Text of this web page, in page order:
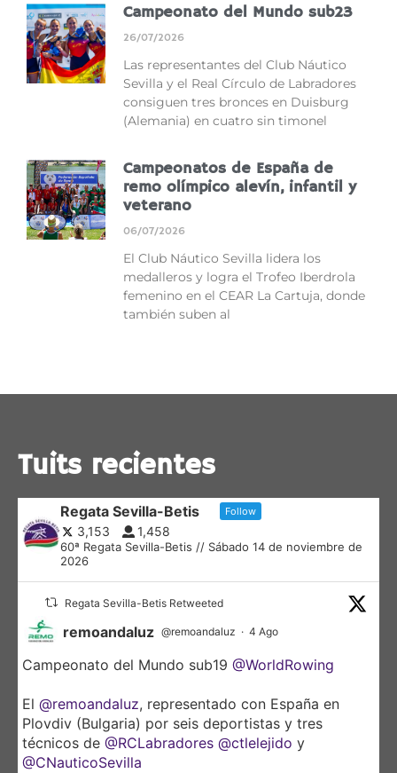
Campeonato del Mundo sub23
26/07/2026
Las representantes del Club Náutico
Sevilla y el Real Círculo de Labradores
consiguen tres bronces en Duisburg
(Alemania) en cuatro sin timonel
Campeonatos de España de
remo olímpico alevín, infantil y
veterano
06/07/2026
El Club Náutico Sevilla lidera los
medalleros y logra el Trofeo Iberdrola
femenino en el CEAR La Cartuja, donde
también suben al
Tuits recientes
Regata Sevilla-Betis Follow
3,153 1,458
60ª Regata Sevilla-Betis // Sábado 14 de noviembre de
2026
Regata Sevilla-Betis Retweeted
remoandaluz @remoandaluz · 4 Ago
Campeonato del Mundo sub19 @WorldRowing
El @remoandaluz, representado con España en
Plovdiv (Bulgaria) por seis deportistas y tres
técnicos de @RCLabradores @ctlelejido y
@CNauticoSevilla